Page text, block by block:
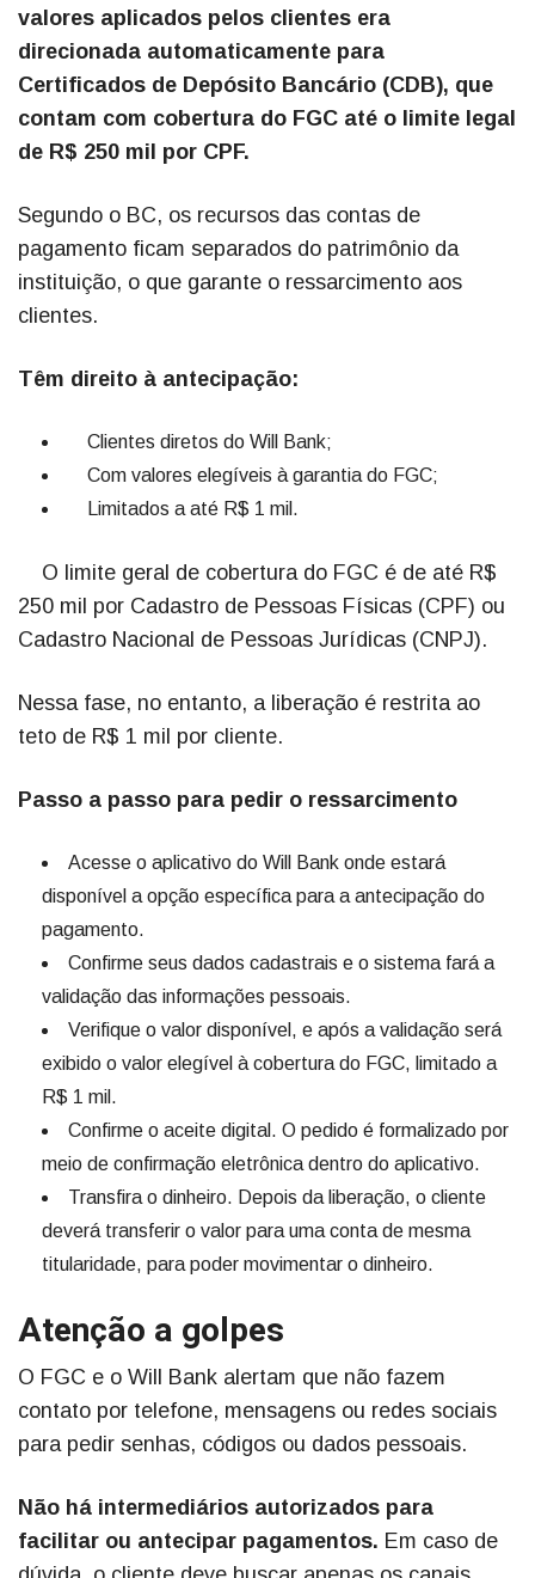
valores aplicados pelos clientes era
direcionada automaticamente para
Certificados de Depósito Bancário (CDB), que
contam com cobertura do FGC até o limite legal
de R$ 250 mil por CPF.
Segundo o BC, os recursos das contas de
pagamento ficam separados do patrimônio da
instituição, o que garante o ressarcimento aos
clientes.
Têm direito à antecipação:
Clientes diretos do Will Bank;
Com valores elegíveis à garantia do FGC;
Limitados a até R$ 1 mil.
O limite geral de cobertura do FGC é de até R$
250 mil por Cadastro de Pessoas Físicas (CPF) ou
Cadastro Nacional de Pessoas Jurídicas (CNPJ).
Nessa fase, no entanto, a liberação é restrita ao
teto de R$ 1 mil por cliente.
Passo a passo para pedir o ressarcimento
Acesse o aplicativo do Will Bank onde estará
disponível a opção específica para a antecipação do
pagamento.
Confirme seus dados cadastrais e o sistema fará a
validação das informações pessoais.
Verifique o valor disponível, e após a validação será
exibido o valor elegível à cobertura do FGC, limitado a
R$ 1 mil.
Confirme o aceite digital. O pedido é formalizado por
meio de confirmação eletrônica dentro do aplicativo.
Transfira o dinheiro. Depois da liberação, o cliente
deverá transferir o valor para uma conta de mesma
titularidade, para poder movimentar o dinheiro.
Atenção a golpes
O FGC e o Will Bank alertam que não fazem
contato por telefone, mensagens ou redes sociais
para pedir senhas, códigos ou dados pessoais.
Não há intermediários autorizados para
facilitar ou antecipar pagamentos. Em caso de